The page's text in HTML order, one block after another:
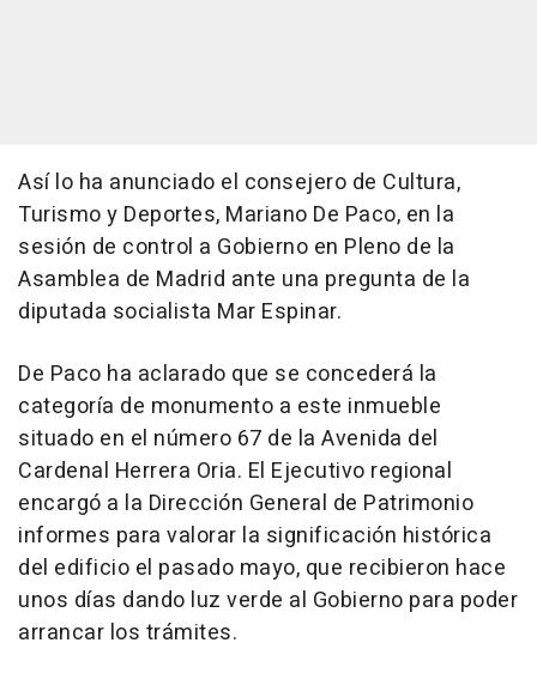
Así lo ha anunciado el consejero de Cultura,
Turismo y Deportes, Mariano De Paco, en la
sesión de control a Gobierno en Pleno de la
Asamblea de Madrid ante una pregunta de la
diputada socialista Mar Espinar.
De Paco ha aclarado que se concederá la
categoría de monumento a este inmueble
situado en el número 67 de la Avenida del
Cardenal Herrera Oria. El Ejecutivo regional
encargó a la Dirección General de Patrimonio
informes para valorar la significación histórica
del edificio el pasado mayo, que recibieron hace
unos días dando luz verde al Gobierno para poder
arrancar los trámites.